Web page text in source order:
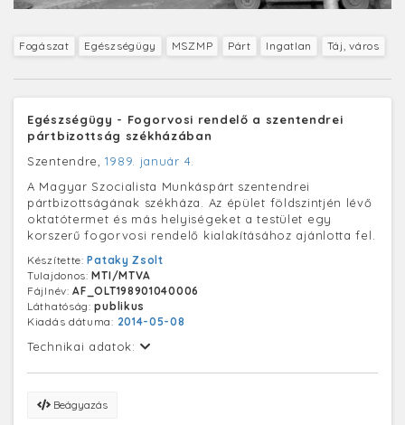
Fogászat Egészségügy MSZMP Párt Ingatlan Táj, város
Egészségügy - Fogorvosi rendelő a szentendrei
pártbizottság székházában
Szentendre,1989. január 4.
A Magyar Szocialista Munkáspárt szentendrei
pártbizottságának székháza. Az épület földszintjén lévő
oktatótermet és más helyiségeket a testület egy
korszerű fogorvosi rendelő kialakításához ajánlotta fel.
Készítette:Pataky Zsolt
Tulajdonos:MTI/MTVA
Fájlnév:AF_OLT198901040006
Láthatóság:publikus
Kiadás dátuma: 2014-05-08
Technikai adatok:
Beágyazás